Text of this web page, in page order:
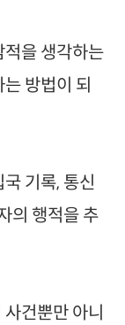
적을 생각하는
방법이 되
기록, 통신
의 행적을 추
건뿐만 아니